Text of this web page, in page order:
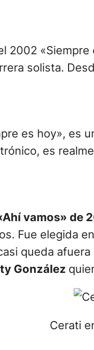
2002 «Siempre
solista.
es hoy», es
es
vamos» de
Fue elegida
queda
González
Cerati